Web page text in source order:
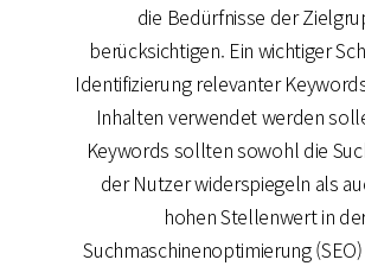
die Bedürfnisse der
berücksichtigen. Ein wichtiger
Identifizierung relevanter
Inhalten verwendet werden
Keywords sollten sowohl die
der Nutzer widerspiegeln als
hohen Stellenwert in
Suchmaschinenoptimierung